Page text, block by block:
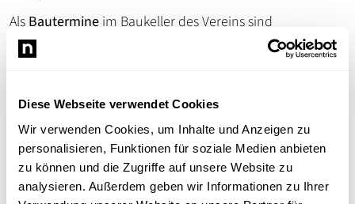
Diese Webseite verwendet Cookies
Wir verwenden Cookies, um Inhalte und Anzeigen zu
personalisieren, Funktionen für soziale Medien anbieten
zu können und die Zugriffe auf unsere Website zu
analysieren. Außerdem geben wir Informationen zu Ihrer
Als Bautermine im Baukeller des Vereins sind
vorgesehen:
Sa, 11. April 2026 – 13-18 Uhr
Die Flugschultermine im Anschluss erfolgen
wetterbedingt nach Absprache Wochentags und/oder